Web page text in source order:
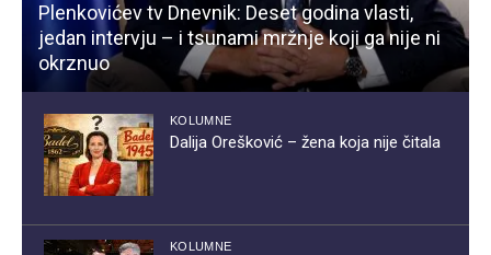
Plenkovićev tv Dnevnik: Deset godina vlasti,
jedan intervju – i tsunami mržnje koji ga nije ni
okrznuo
KOLUMNE
Dalija Orešković – žena koja nije čitala
KOLUMNE